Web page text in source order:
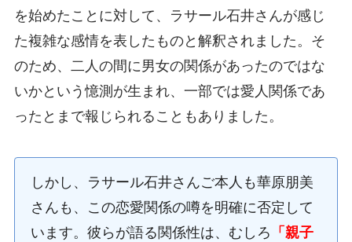
を始めたことに対して、ラサール石井さんが感じ
た複雑な感情を表したものと解釈されました。そ
のため、二人の間に男女の関係があったのではな
いかという憶測が生まれ、一部では愛人関係であ
ったとまで報じられることもありました。
しかし、ラサール石井さんご本人も華原朋美
さんも、この恋愛関係の噂を明確に否定して
います。彼らが語る関係性は、むしろ 「親子